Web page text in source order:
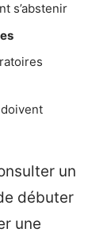
s’abstenir
un
débuter
une